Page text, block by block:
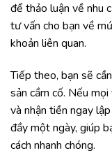
để thảo luận về nhu
tư vấn cho bạn về
khoản liên quan.
Tiếp theo, bạn sẽ
sản cầm cố. Nếu
và nhận tiền ngay
đầy một ngày, giúp
cách nhanh chóng.